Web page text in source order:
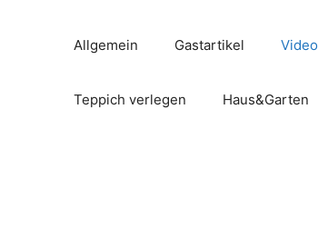
Allgemein Gastartikel Video
Teppich verlegen Haus&Garten